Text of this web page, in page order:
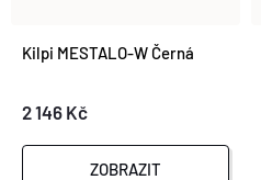
Kilpi MESTALO-W Černá
2 146 Kč
ZOBRAZIT